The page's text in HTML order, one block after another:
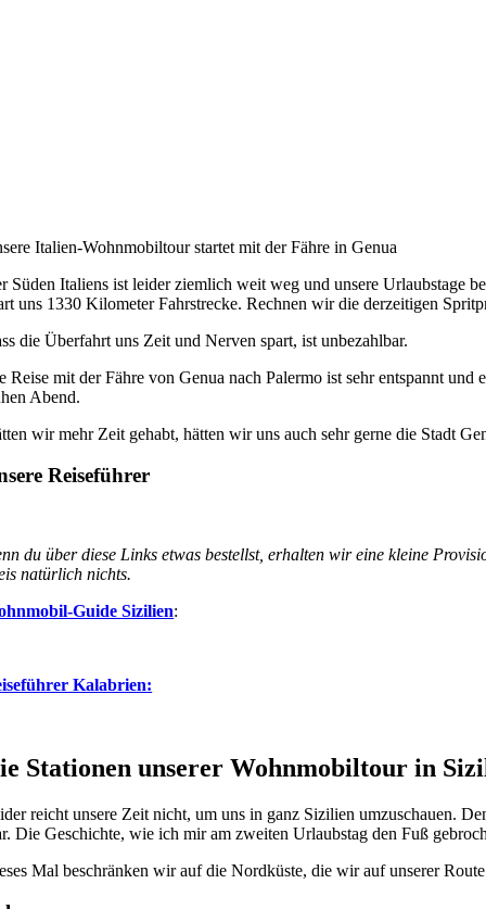
Italien-Wohnmobiltour startet mit der Fähre in Genua
Süden Italiens ist leider ziemlich weit weg und unsere Urlaubstage
uns 1330 Kilometer Fahrstrecke. Rechnen wir die derzeitigen
die Überfahrt uns Zeit und Nerven spart, ist unbezahlbar.
Reise mit der Fähre von Genua nach Palermo ist sehr entspannt
Abend.
wir mehr Zeit gehabt, hätten wir uns auch sehr gerne die Stadt
Reiseführer
du über diese Links etwas bestellst, erhalten wir eine kleine
natürlich nichts.
Guide Sizilien:
Kalabrien:
Stationen unserer Wohnmobiltour in
reicht unsere Zeit nicht, um uns in ganz Sizilien umzuschauen.
Die Geschichte, wie ich mir am zweiten Urlaubstag den Fuß
Mal beschränken wir auf die Nordküste, die wir auf unserer